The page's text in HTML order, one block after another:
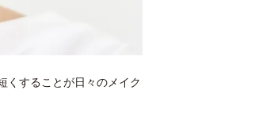
くすることが日々のメイク